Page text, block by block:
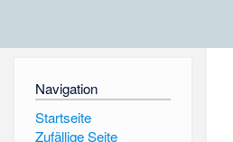
Navigation
Startseite
Zufällige Seite